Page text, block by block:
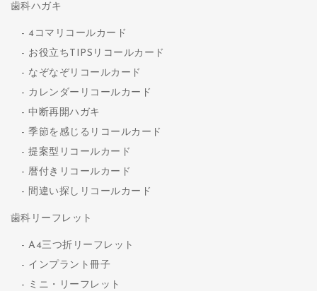
歯科ハガキ
4コマリコールカード
お役立ちTIPSリコールカード
なぞなぞリコールカード
カレンダーリコールカード
中断再開ハガキ
季節を感じるリコールカード
提案型リコールカード
暦付きリコールカード
間違い探しリコールカード
歯科リーフレット
A4三つ折リーフレット
インプラント冊子
ミニ・リーフレット